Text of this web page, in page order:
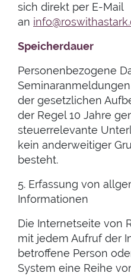
sich direkt per E-Mail
an
Speicherdauer
Personenbezogene
der gesetzlichen
der Regel 10 Jahre
steuerrelevante
kein anderweitiger
besteht.
5. Erfassung von
Informationen
Die Internetseite von
mit jedem Aufruf der
betroffene Person
System eine Reihe